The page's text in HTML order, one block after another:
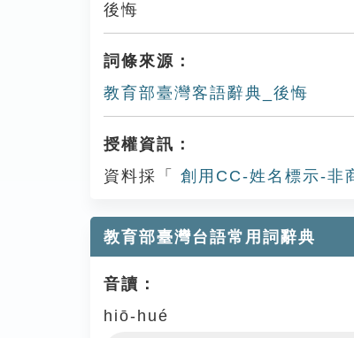
後悔
詞條來源：
教育部臺灣客語辭典_後悔
授權資訊：
資料採「
創用CC-姓名標示-非
教育部臺灣台語常用詞辭典
音讀：
hiō-hué